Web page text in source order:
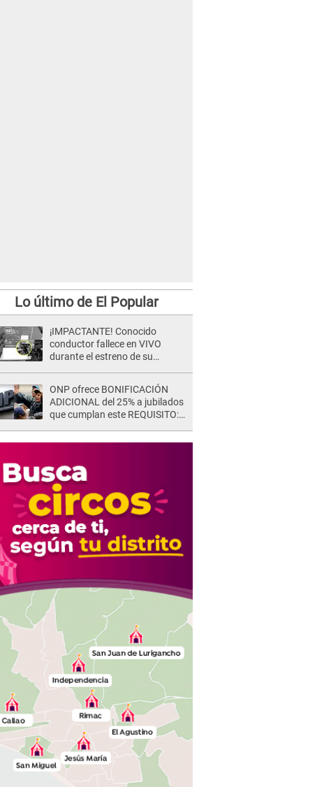
Lo último de El Popular
¡IMPACTANTE! Conocido
conductor fallece en VIVO
durante el estreno de su
sus últimos segundos al aire
ONP ofrece BONIFICACIÓN
ADICIONAL del 25% a jubilados
que cumplan este REQUISITO: